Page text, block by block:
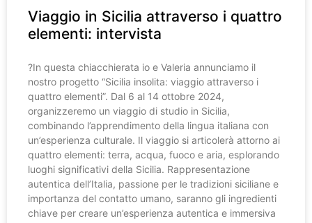
Viaggio in Sicilia attraverso i quattro
elementi: intervista
?️In questa chiacchierata io e Valeria annunciamo il
nostro progetto “Sicilia insolita: viaggio attraverso i
quattro elementi”. Dal 6 al 14 ottobre 2024,
organizzeremo un viaggio di studio in Sicilia,
combinando l’apprendimento della lingua italiana con
un’esperienza culturale. Il viaggio si articolerà attorno ai
quattro elementi: terra, acqua, fuoco e aria, esplorando
luoghi significativi della Sicilia. Rappresentazione
autentica dell’Italia, passione per le tradizioni siciliane e
importanza del contatto umano, saranno gli ingredienti
chiave per creare un’esperienza autentica e immersiva